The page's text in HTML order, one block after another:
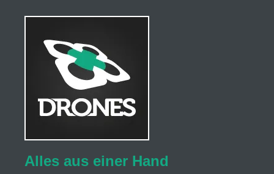
Alles aus einer Hand